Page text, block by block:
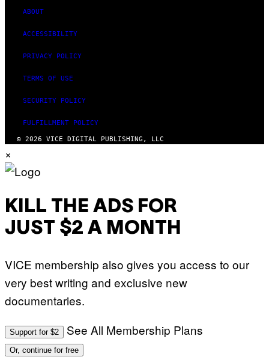
ABOUT
ACCESSIBILITY
PRIVACY POLICY
TERMS OF USE
SECURITY POLICY
FULFILLMENT POLICY
© 2026 VICE DIGITAL PUBLISHING, LLC
×
KILL THE ADS FOR
JUST $2 A MONTH
VICE membership also gives you access to our
very best writing and exclusive new
documentaries.
Support for $2 See All Membership Plans
Or, continue for free